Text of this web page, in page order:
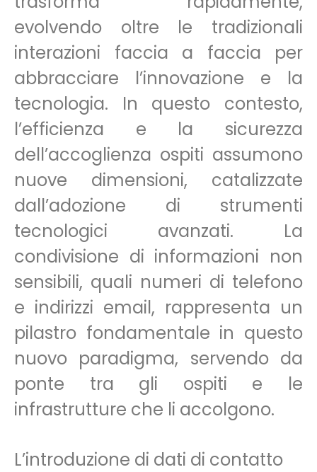
evolvendo oltre le tradizionali
interazioni faccia a faccia per
abbracciare l’innovazione e la
tecnologia. In questo contesto,
l’efficienza e la sicurezza
dell’accoglienza ospiti assumono
nuove dimensioni, catalizzate
dall’adozione di strumenti
tecnologici avanzati. La
condivisione di informazioni non
sensibili, quali numeri di telefono
e indirizzi email, rappresenta un
pilastro fondamentale in questo
nuovo paradigma, servendo da
ponte tra gli ospiti e le
infrastrutture che li accolgono.
L’introduzione di dati di contatto